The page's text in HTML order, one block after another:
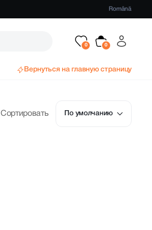
Română
Вернуться на главную страницу
Сортировать По умолчанию